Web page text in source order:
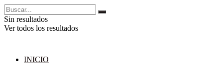
Sin resultados
Ver todos los resultados
INICIO